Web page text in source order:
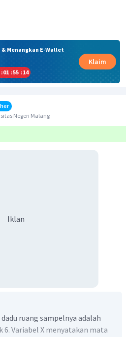
Menangkan E-Wallet
:01 :55 :14
Klaim
Negeri Malang
Iklan
ruang sampelnya adalah
6. Variabel X menyatakan mata